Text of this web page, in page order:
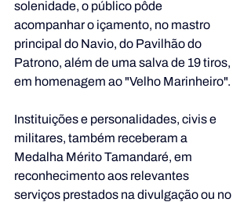
solenidade, o público pôde
acompanhar o içamento, no mastro
principal do Navio, do Pavilhão do
Patrono, além de uma salva de 19 tiros,
em homenagem ao "Velho Marinheiro".
Instituições e personalidades, civis e
militares, também receberam a
Medalha Mérito Tamandaré, em
reconhecimento aos relevantes
serviços prestados na divulgação ou no